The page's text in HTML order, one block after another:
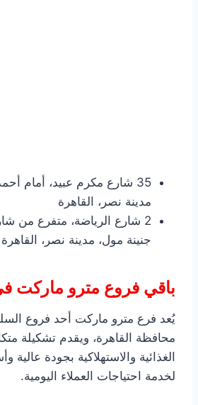
35 شارع مكرم عبيد، أمام
مدينة نصر، القاهرة
2 شارع الرياضة، متفرع من
جنينة مول، مدينة نصر، القاهرة
باقي فروع مترو ماركت
يُعد فرع مترو ماركت أحد فروع
محافظة القاهرة، ويقدم تشكيلة
الغذائية والاستهلاكية بجودة عالية
لخدمة احتياجات العملاء اليومية.